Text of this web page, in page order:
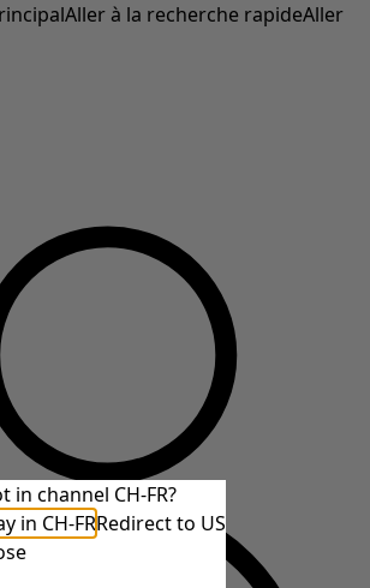
Aller à la recherche rapideAller
in channel CH-FR?
in CH-FRRedirect to US